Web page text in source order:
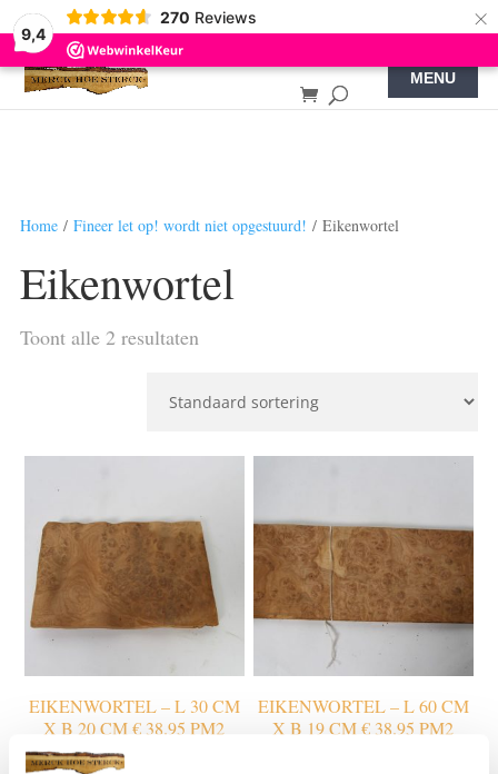
9,4
270 Reviews ×
Home/ Fineer let op! wordt niet opgestuurd! / Eikenwortel
Eikenwortel
Toont alle 2 resultaten
EIKENWORTEL – L 30 CM
X B 20 CM € 38.95 PM2
€43.76
EIKENWORTEL – L 60 CM
X B 19 CM € 38.95 PM2